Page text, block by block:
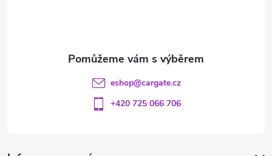
eshop@cargate.cz
+420 725 066 706